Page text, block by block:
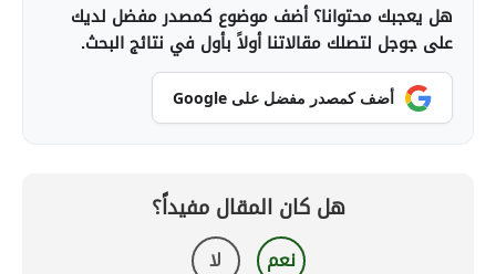
هل يعجبك محتوانا؟ أضف موضوع كمصدر مفضل لديك
على جوجل لتصلك مقالاتنا أولاً بأول في نتائج البحث.
أضف كمصدر مفضل على Google
هل كان المقال مفيداً؟
نعم لا